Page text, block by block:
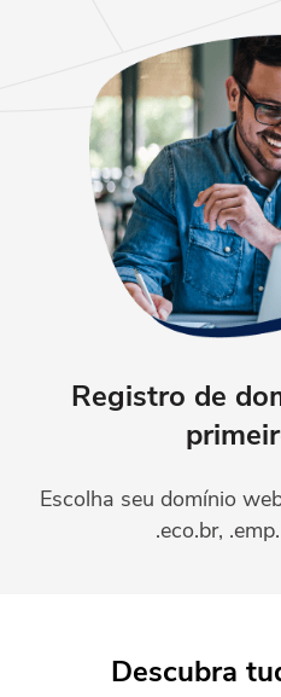
Registro de
Escolha seu domínio
.eco.br,
Descubra